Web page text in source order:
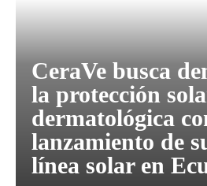
CeraVe busca
la protección
dermatológica
lanzamiento de
línea solar en